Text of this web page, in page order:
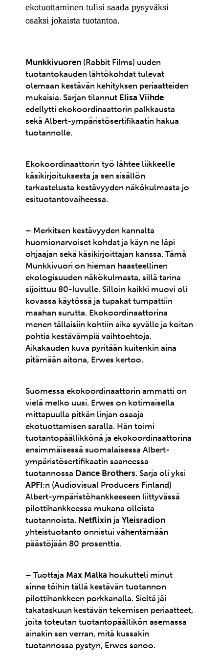
ekotuottaminen tulisi saada pysyväksi
osaksi jokaista tuotantoa.
Munkkivuoren (Rabbit Films) uuden
tuotantokauden lähtökohdat tulevat
olemaan kestävän kehityksen periaatteiden
mukaisia. Sarjan tilannut Elisa Viihde
edellytti ekokoordinaattorin palkkausta
sekä Albert-ympäristösertifikaatin hakua
tuotannolle.
Ekokoordinaattorin työ lähtee liikkeelle
käsikirjoituksesta ja sen sisällön
tarkastelusta kestävyyden näkökulmasta jo
esituotantovaiheessa.
– Merkitsen kestävyyden kannalta
huomionarvoiset kohdat ja käyn ne läpi
ohjaajan sekä käsikirjoittajan kanssa. Tämä
Munkkivuori on hieman haasteellinen
ekologisuuden näkökulmasta, sillä tarina
sijoittuu 80-luvulle. Silloin kaikki muovi oli
kovassa käytössä ja tupakat tumpattiin
maahan surutta. Ekokoordinaattorina
menen tällaisiin kohtiin aika syvälle ja koitan
pohtia kestävämpiä vaihtoehtoja.
Aikakauden kuva pyritään kuitenkin aina
pitämään aitona, Erwes kertoo.
Suomessa ekokoordinaattorin ammatti on
vielä melko uusi. Erwes on kotimaisella
mittapuulla pitkän linjan osaaja
ekotuottamisen saralla. Hän toimi
tuotantopäällikkönä ja ekokoordinaattorina
ensimmäisessä suomalaisessa Albert-
ympäristösertifikaatin saaneessa
tuotannossa Dance Brothers. Sarja oli yksi
APFI:n (Audiovisual Producers Finland)
Albert-ympäristöhankkeeseen liittyvässä
pilottihankkeessa mukana olleista
tuotannoista. Netflixin jaYleisradion
yhteistuotanto onnistui vähentämään
päästöjään 80 prosenttia.
– Tuottaja Max Malka houkutteli minut
sinne töihin tällä kestävän tuotannon
pilottihankkeen porkkanalla. Sieltä jäi
takataskuun kestävän tekemisen periaatteet,
joita toteutan tuotantopäällikön asemassa
ainakin sen verran, mitä kussakin
tuotannossa pystyn, Erwes sanoo.